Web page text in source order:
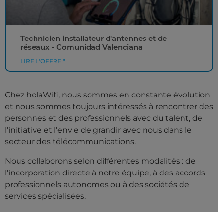
Technicien installateur d'antennes et de
réseaux - Comunidad Valenciana
LIRE L'OFFRE "
Chez holaWifi, nous sommes en constante évolution
et nous sommes toujours intéressés à rencontrer des
personnes et des professionnels avec du talent, de
l'initiative et l'envie de grandir avec nous dans le
secteur des télécommunications.
Nous collaborons selon différentes modalités : de
l'incorporation directe à notre équipe, à des accords
professionnels autonomes ou à des sociétés de
services spécialisées.